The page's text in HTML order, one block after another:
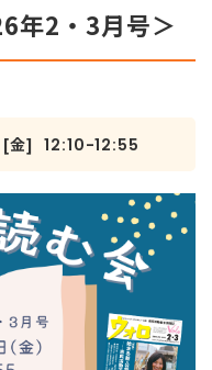
年2・3月号＞
[金] 12:10-12:55